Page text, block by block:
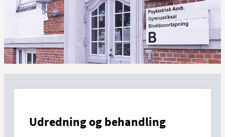
Udredning og behandling